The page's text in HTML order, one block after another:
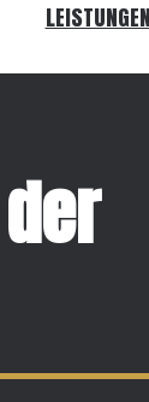
LEISTUNGEN